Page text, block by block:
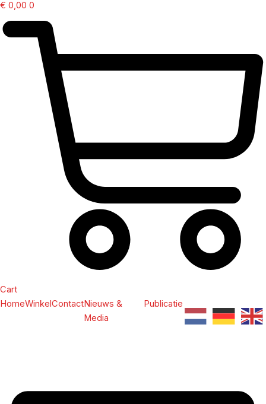
€ 0,00 0
Cart
HomeWinkelContactNieuws &
Media
Publicatie